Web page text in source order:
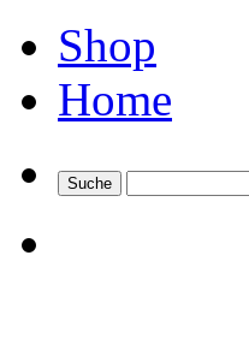
Shop
Home